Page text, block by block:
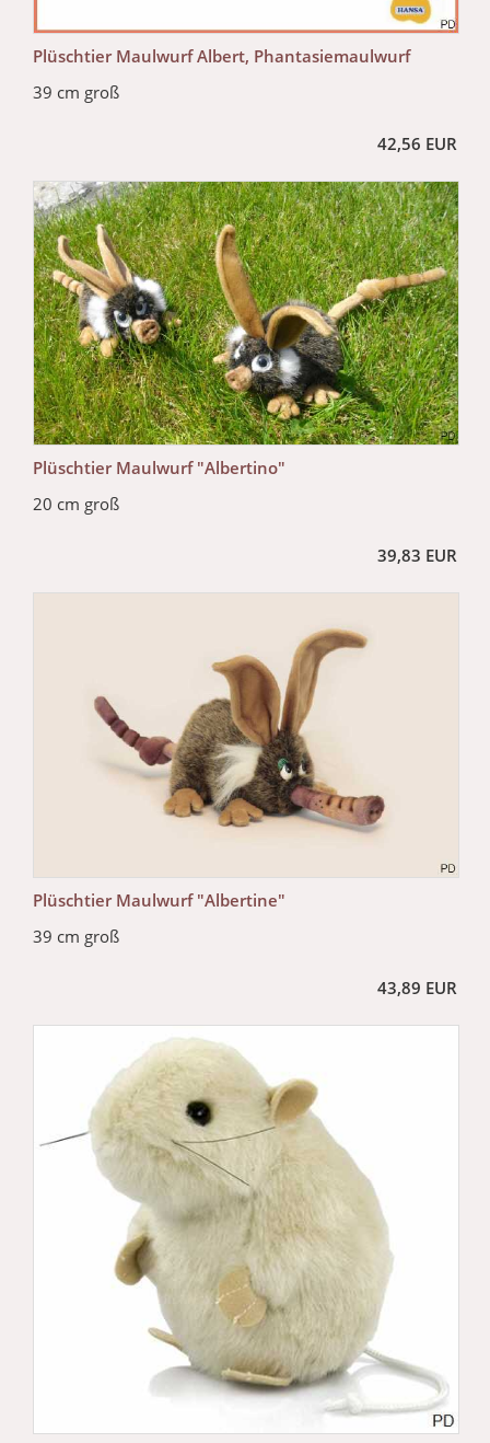
Plüschtier Maulwurf Albert, Phantasiemaulwurf
39 cm groß
42,56 EUR
Plüschtier Maulwurf "Albertino"
20 cm groß
39,83 EUR
Plüschtier Maulwurf "Albertine"
39 cm groß
43,89 EUR